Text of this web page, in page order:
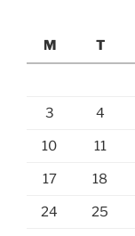
M
T
3 4
10 11
17 18
24 25